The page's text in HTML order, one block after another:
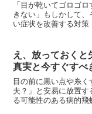
「目が乾いてゴロゴ
きない」もしかして
い症状を改善する対策
え、放っておくと
真実と今すぐすべ
目の前に黒い点や糸
夫？」と安易に放置
る可能性のある病的飛